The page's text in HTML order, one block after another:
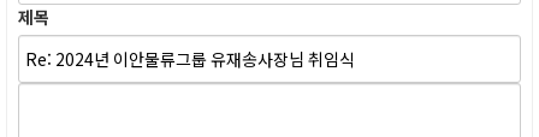
제목